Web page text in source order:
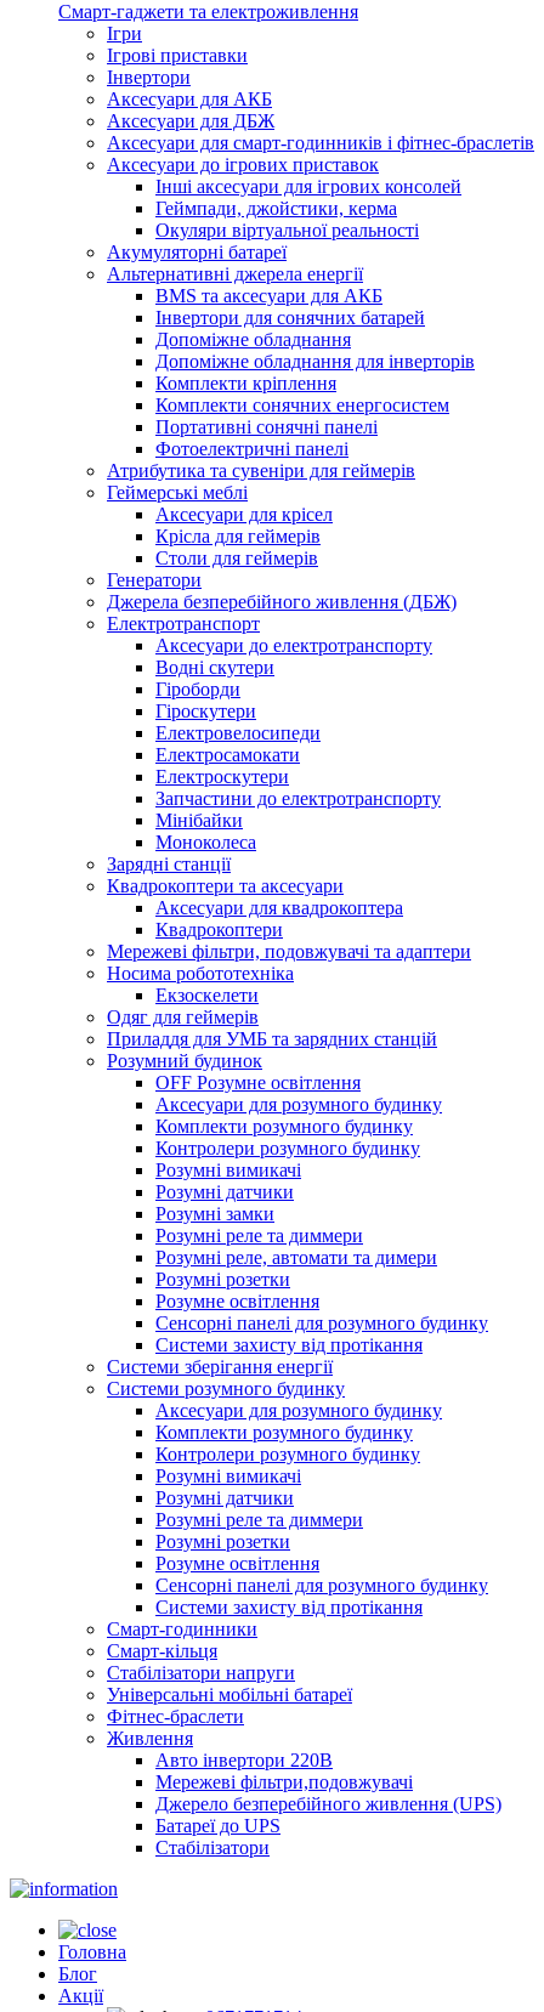
Смарт-гаджети та електроживлення
Ігри
Ігрові приставки
Інвертори
Аксесуари для АКБ
Аксесуари для ДБЖ
Аксесуари для смарт-годинників і фітнес-браслетів
Аксесуари до ігрових приставок
Інші аксесуари для ігрових консолей
Геймпади, джойстики, керма
Окуляри віртуальної реальності
Акумуляторні батареї
Альтернативні джерела енергії
BMS та аксесуари для АКБ
Інвертори для сонячних батарей
Допоміжне обладнання
Допоміжне обладнання для інверторів
Комплекти кріплення
Комплекти сонячних енергосистем
Портативні сонячні панелі
Фотоелектричні панелі
Атрибутика та сувеніри для геймерів
Геймерські меблі
Аксесуари для крісел
Крісла для геймерів
Столи для геймерів
Генератори
Джерела безперебійного живлення (ДБЖ)
Електротранспорт
Аксесуари до електротранспорту
Водні скутери
Гіроборди
Гіроскутери
Електровелосипеди
Електросамокати
Електроскутери
Запчастини до електротранспорту
Мінібайки
Моноколеса
Зарядні станції
Квадрокоптери та аксесуари
Аксесуари для квадрокоптера
Квадрокоптери
Мережеві фільтри, подовжувачі та адаптери
Носима робототехніка
Екзоскелети
Одяг для геймерів
Приладдя для УМБ та зарядних станцій
Розумний будинок
OFF Розумне освітлення
Аксесуари для розумного будинку
Комплекти розумного будинку
Контролери розумного будинку
Розумні вимикачі
Розумні датчики
Розумні замки
Розумні реле та диммери
Розумні реле, автомати та димери
Розумні розетки
Розумне освітлення
Сенсорні панелі для розумного будинку
Системи захисту від протікання
Системи зберігання енергії
Системи розумного будинку
Аксесуари для розумного будинку
Комплекти розумного будинку
Контролери розумного будинку
Розумні вимикачі
Розумні датчики
Розумні реле та диммери
Розумні розетки
Розумне освітлення
Сенсорні панелі для розумного будинку
Системи захисту від протікання
Смарт-годинники
Смарт-кільця
Стабілізатори напруги
Універсальні мобільні батареї
Фітнес-браслети
Живлення
Авто інвертори 220В
Мережеві фільтри,подовжувачі
Джерело безперебійного живлення (UPS)
Батареї до UPS
Стабілізатори
Головна
Блог
Акції